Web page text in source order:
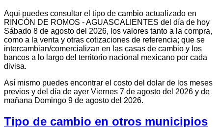
Aqui puedes consultar el tipo de cambio actualizado en
RINCÓN DE ROMOS - AGUASCALIENTES del día de hoy
Sábado 8 de agosto del 2026, los valores tanto a la compra,
como a la venta y otras cotizaciones de referencia; que se
intercambian/comercializan en las casas de cambio y los
bancos a lo largo del territorio nacional mexicano por cada
divisa.
Así mismo puedes encontrar el costo del dolar de los meses
previos y del día de ayer Viernes 7 de agosto del 2026 y de
mañana Domingo 9 de agosto del 2026.
Tipo de cambio en otros municipios